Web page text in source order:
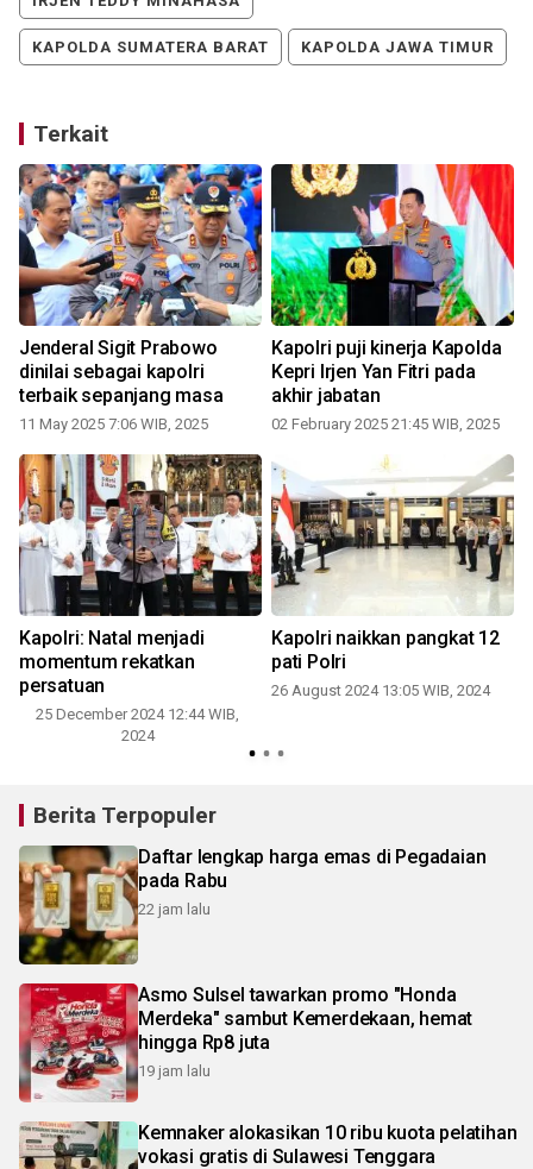
KAPOLDA SUMATERA BARAT KAPOLDA JAWA TIMUR
Terkait
Jenderal Sigit Prabowo
dinilai sebagai kapolri
terbaik sepanjang masa
11 May 2025 7:06 WIB, 2025
Kapolri puji kinerja Kapolda
Kepri Irjen Yan Fitri pada
akhir jabatan
02 February 2025 21:45 WIB, 2025
Kapolri: Natal menjadi
momentum rekatkan
persatuan
25 December 2024 12:44 WIB,
2024
Kapolri naikkan pangkat 12
pati Polri
26 August 2024 13:05 WIB, 2024
Berita Terpopuler
Daftar lengkap harga emas di Pegadaian
pada Rabu
22 jam lalu
Asmo Sulsel tawarkan promo "Honda
Merdeka" sambut Kemerdekaan, hemat
hingga Rp8 juta
19 jam lalu
Kemnaker alokasikan 10 ribu kuota pelatihan
vokasi gratis di Sulawesi Tenggara